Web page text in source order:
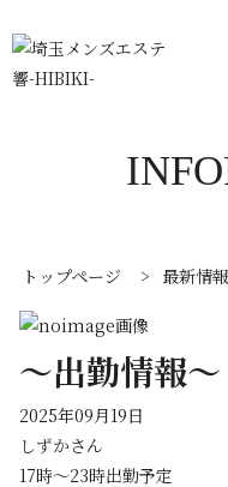
トップページ > 最新情報
〜出勤情報〜
2025年09月19日
しずかさん
17時〜23時出勤予定